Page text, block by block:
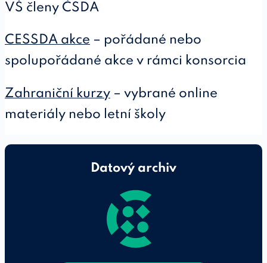
VŠ členy ČSDA
CESSDA akce – pořádané nebo
spolupořádané akce v rámci konsorcia
Zahraniční kurzy – vybrané online
materiály nebo letní školy
Datový archiv